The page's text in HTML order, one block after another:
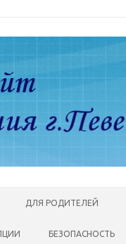
ДЛЯ РОДИТЕЛЕЙ
БЕЗОПАСНОСТЬ